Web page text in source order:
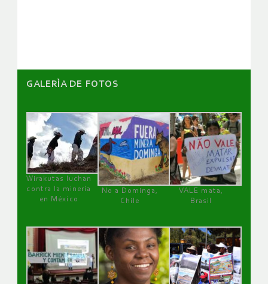
GALERÌA DE FOTOS
Wirakutas luchan
contra la minería
en México
No a Dominga,
Chile
VALE mata,
Brasil